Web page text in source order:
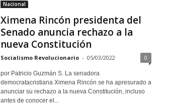
Nacional
Ximena Rincón presidenta del
Senado anuncia rechazo a la
nueva Constitución
Socialismo Revolucionario - 05/03/2022 0
por Patricio Guzmán S. La senadora
democratacristiana Ximena Rincón se ha apresurado a
anunciar su rechazo a la nueva Constitución, incluso
antes de conocer el...